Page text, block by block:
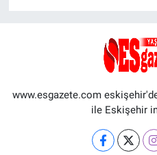
www.esgazete.com
ile Eskişehir